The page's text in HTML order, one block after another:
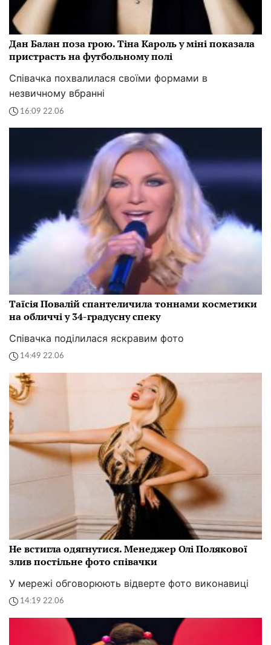
Дан Балан поза грою. Тіна Кароль у міні показала
пристрасть на футбольному полі
Співачка похвалилася своїми формами в
незвичному вбранні
16:09 22.06
Таїсія Повалій спантеличила тоннами косметики
на обличчі у 34-градусну спеку
Співачка поділилася яскравим фото
14:49 22.06
Не встигла одягнутися. Менеджер Олі Полякової
злив постільне фото співачки
У мережі обговорюють відверте фото виконавиці
14:19 22.06